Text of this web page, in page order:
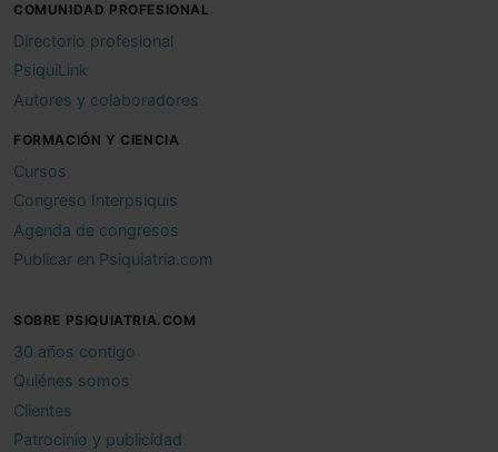
COMUNIDAD PROFESIONAL
Directorio profesional
PsiquiLink
Autores y colaboradores
FORMACIÓN Y CIENCIA
Cursos
Congreso Interpsiquis
Agenda de congresos
Publicar en Psiquiatria.com
SOBRE PSIQUIATRIA.COM
30 años contigo
Quiénes somos
Clientes
Patrocinio y publicidad